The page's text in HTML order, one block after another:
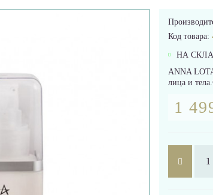
Код товара:
НА
ANNA
лица и
1